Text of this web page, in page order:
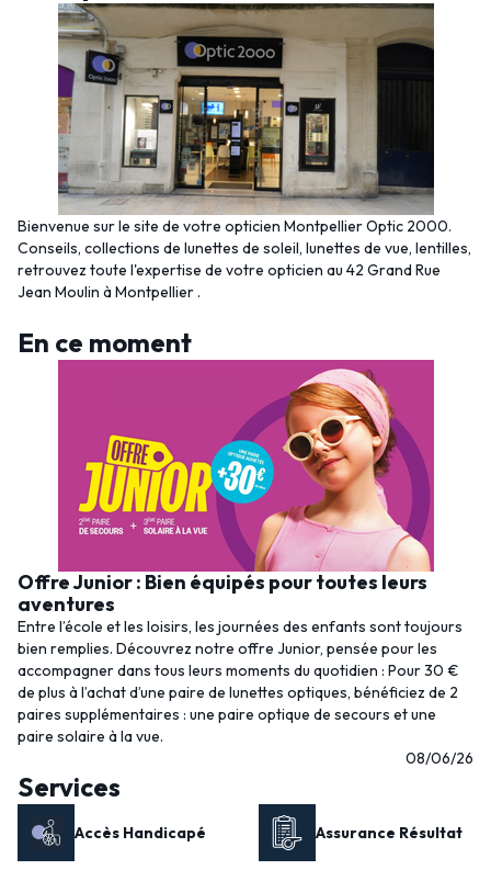
Bienvenue sur le site de votre opticien Montpellier Optic 2000.
Conseils, collections de lunettes de soleil, lunettes de vue, lentilles,
retrouvez toute l'expertise de votre opticien au 42 Grand Rue
Jean Moulin à Montpellier .
En ce moment
Offre Junior : Bien équipés pour toutes leurs
aventures
Entre l’école et les loisirs, les journées des enfants sont toujours
bien remplies. Découvrez notre offre Junior, pensée pour les
accompagner dans tous leurs moments du quotidien : Pour 30 €
de plus à l’achat d’une paire de lunettes optiques, bénéficiez de 2
paires supplémentaires : une paire optique de secours et une
paire solaire à la vue.
08/06/26
Services
Accès Handicapé Assurance Résultat